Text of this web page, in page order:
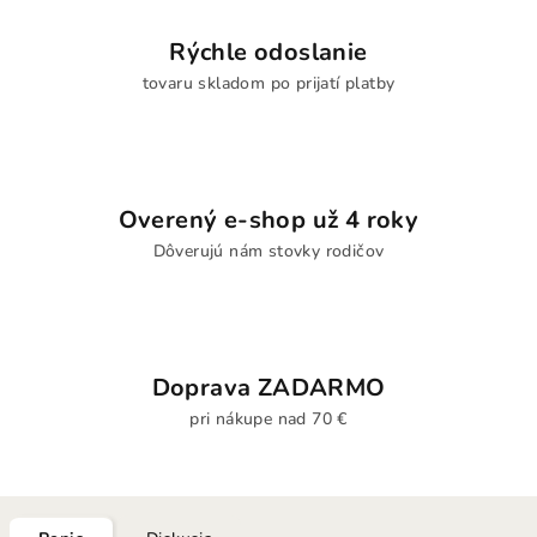
Rýchle odoslanie
tovaru skladom po prijatí platby
Overený e-shop už 4 roky
Dôverujú nám stovky rodičov
Doprava ZADARMO
pri nákupe nad 70 €